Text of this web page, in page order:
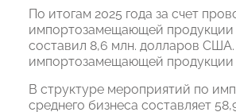
По итогам 2025 года за счет
импортозамещающей
составил 8,6 млн. долларов
импортозамещающей продукции
В структуре мероприятий по
среднего бизнеса составляет